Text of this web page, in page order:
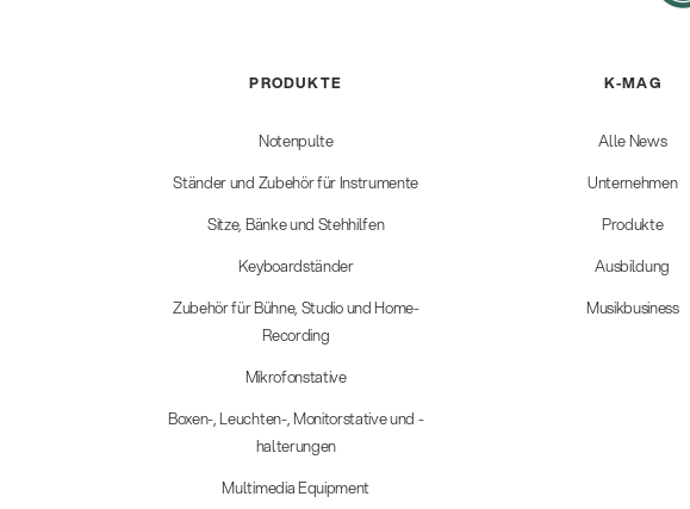
PRODUKTE
Notenpulte
Ständer und Zubehör für Instrumente
Sitze, Bänke und Stehhilfen
Keyboardständer
Zubehör für Bühne, Studio und Home-
Recording
Mikrofonstative
Boxen-, Leuchten-, Monitorstative und -
halterungen
Multimedia Equipment
K-MAG
Alle News
Unternehmen
Produkte
Ausbildung
Musikbusiness